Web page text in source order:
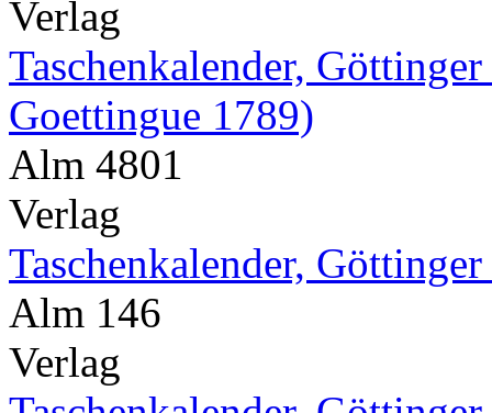
Verlag
Taschenkalender,
Goettingue 1789)
Alm 4801
Verlag
Taschenkalender,
Alm 146
Verlag